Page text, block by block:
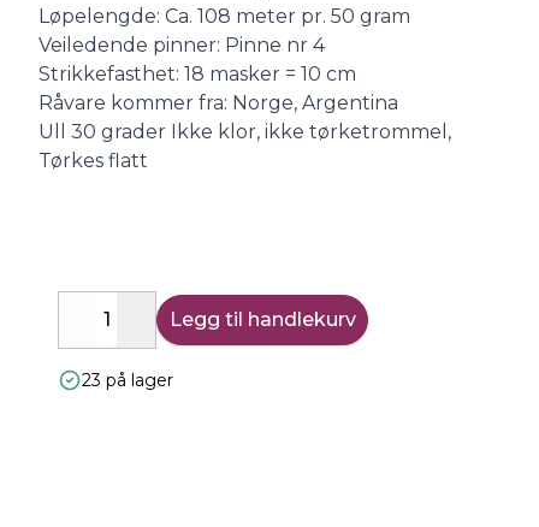
Løpelengde: Ca. 108 meter pr. 50 gram
Veiledende pinner: Pinne nr 4
Strikkefasthet: 18 masker = 10 cm
Råvare kommer fra: Norge, Argentina
Ull 30 grader Ikke klor, ikke tørketrommel,
Tørkes flatt
DecreaseIncrease
Legg til handlekurv
23 på lager